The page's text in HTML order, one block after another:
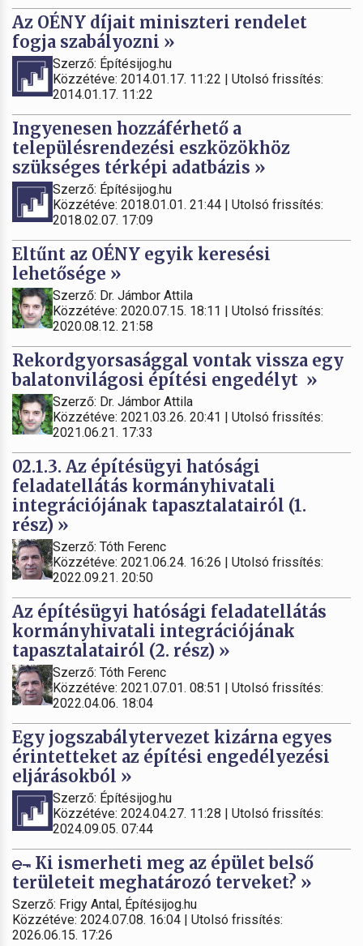
Az OÉNY díjait miniszteri rendelet
fogja szabályozni »
Szerző: Építésijog.hu
Közzétéve: 2014.01.17. 11:22 | Utolsó frissítés:
2014.01.17. 11:22
Ingyenesen hozzáférhető a
településrendezési eszközökhöz
szükséges térképi adatbázis »
Szerző: Építésijog.hu
Közzétéve: 2018.01.01. 21:44 | Utolsó frissítés:
2018.02.07. 17:09
Eltűnt az OÉNY egyik keresési
lehetősége »
Szerző: Dr. Jámbor Attila
Közzétéve: 2020.07.15. 18:11 | Utolsó frissítés:
2020.08.12. 21:58
Rekordgyorsasággal vontak vissza egy
balatonvilágosi építési engedélyt »
Szerző: Dr. Jámbor Attila
Közzétéve: 2021.03.26. 20:41 | Utolsó frissítés:
2021.06.21. 17:33
02.1.3. Az építésügyi hatósági
feladatellátás kormányhivatali
integrációjának tapasztalatairól (1.
rész) »
Szerző: Tóth Ferenc
Közzétéve: 2021.06.24. 16:26 | Utolsó frissítés:
2022.09.21. 20:50
Az építésügyi hatósági feladatellátás
kormányhivatali integrációjának
tapasztalatairól (2. rész) »
Szerző: Tóth Ferenc
Közzétéve: 2021.07.01. 08:51 | Utolsó frissítés:
2022.04.06. 18:04
Egy jogszabálytervezet kizárna egyes
érintetteket az építési engedélyezési
eljárásokból »
Szerző: Építésijog.hu
Közzétéve: 2024.04.27. 11:28 | Utolsó frissítés:
2024.09.05. 07:44
Ki ismerheti meg az épület belső
területeit meghatározó terveket? »
Szerző: Frigy Antal, Építésijog.hu
Közzétéve: 2024.07.08. 16:04 | Utolsó frissítés:
2026.06.15. 17:26